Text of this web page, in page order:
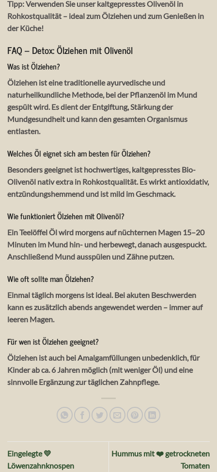
Tipp: Verwenden Sie unser kaltgepresstes Olivenöl in
Rohkostqualität – ideal zum Ölziehen und zum Genießen in
der Küche!
FAQ – Detox: Ölziehen mit Olivenöl
Was ist Ölziehen?
Ölziehen ist eine traditionelle ayurvedische und
naturheilkundliche Methode, bei der Pflanzenöl im Mund
gespült wird. Es dient der Entgiftung, Stärkung der
Mundgesundheit und kann den gesamten Organismus
entlasten.
Welches Öl eignet sich am besten für Ölziehen?
Besonders geeignet ist hochwertiges, kaltgepresstes Bio-
Olivenöl nativ extra in Rohkostqualität. Es wirkt antioxidativ,
entzündungshemmend und ist mild im Geschmack.
Wie funktioniert Ölziehen mit Olivenöl?
Ein Teelöffel Öl wird morgens auf nüchternen Magen 15–20
Minuten im Mund hin- und herbewegt, danach ausgespuckt.
Anschließend Mund ausspülen und Zähne putzen.
Wie oft sollte man Ölziehen?
Einmal täglich morgens ist ideal. Bei akuten Beschwerden
kann es zusätzlich abends angewendet werden – immer auf
leeren Magen.
Für wen ist Ölziehen geeignet?
Ölziehen ist auch bei Amalgamfüllungen unbedenklich, für
Kinder ab ca. 6 Jahren möglich (mit weniger Öl) und eine
sinnvolle Ergänzung zur täglichen Zahnpflege.
Eingelegte 💛
Löwenzahnknospen
Hummus mit ❤️ getrockneten
Tomaten